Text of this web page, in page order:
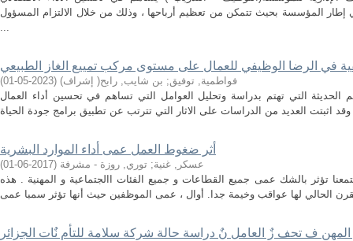
إطار المؤسسة بحيث تتمكن من تعظيم أرباحها ، وذلك من خلال الالتزام المسؤول
...
فواطمية, توفيق; بن شايب, رابح( إشراف) (
2023-05-01
)
الحديثة التي تهتم بدراسة وتحليل العوامل التي تساهم في تحسين أداء العمال
أثر ضغوط العمل عمى أداء الموارد البشرية
عسكر, غنية; توري, روزة - مشرفة (
2017-06-01
)
تؤثر بالشك عمى جميع القطاعات و جميع الفئات االجتماعية و المهنية . هذه
ف تحف زٌ العامل نٌ دراسة حالة شركة سلامة للتأم نٌات الجزائر